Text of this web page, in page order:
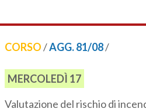
CORSO/AGG. 81/08/
MERCOLEDÌ 17
Valutazione del rischio di